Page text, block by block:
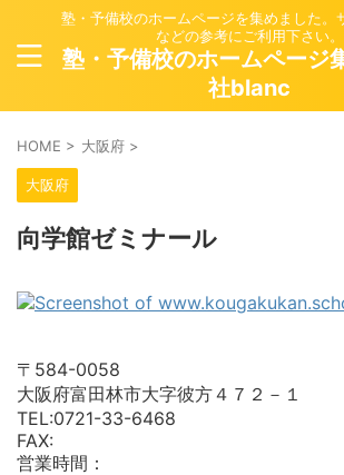
塾・予備校のホームページを集めました。
などの参考にご利用下さい。
塾・予備校のホームページ
社blanc
HOME > 大阪府 >
大阪府
向学館ゼミナール
〒584-0058
大阪府富田林市大字彼方４７２－１
TEL:0721-33-6468
FAX:
営業時間：